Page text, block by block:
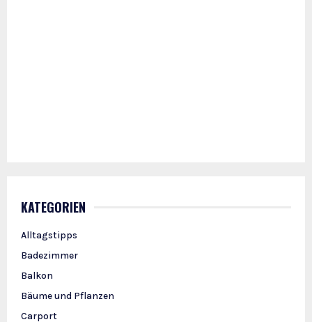
KATEGORIEN
Alltagstipps
Badezimmer
Balkon
Bäume und Pflanzen
Carport